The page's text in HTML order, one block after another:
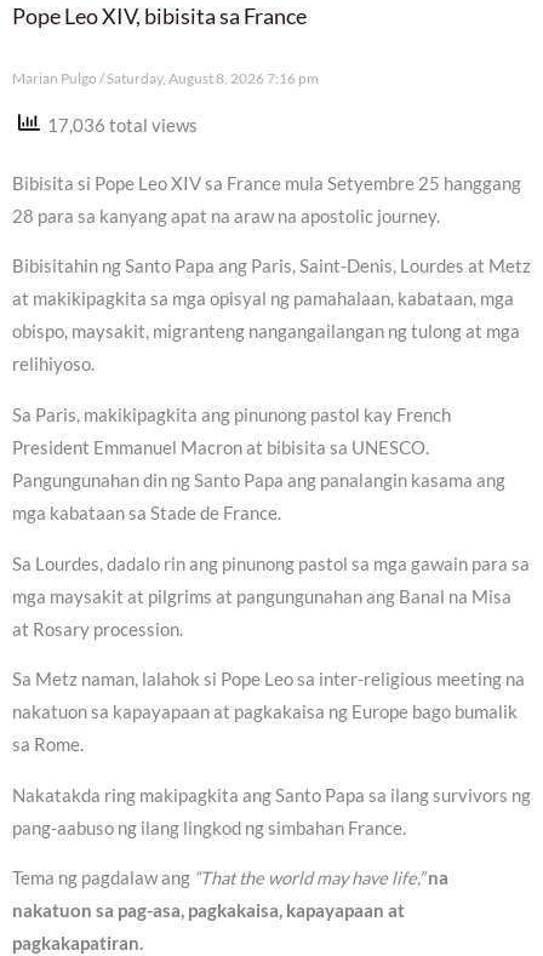
Pope Leo XIV, bibisita sa France
Marian Pulgo Saturday, August 8, 2026 7:16 pm
17,036 total views
Bibisita si Pope Leo XIV sa France mula Setyembre 25 hanggang
28 para sa kanyang apat na araw na apostolic journey.
Bibisitahin ng Santo Papa ang Paris, Saint-Denis, Lourdes at Metz
at makikipagkita sa mga opisyal ng pamahalaan, kabataan, mga
obispo, maysakit, migranteng nangangailangan ng tulong at mga
relihiyoso.
Sa Paris, makikipagkita ang pinunong pastol kay French
President Emmanuel Macron at bibisita sa UNESCO.
Pangungunahan din ng Santo Papa ang panalangin kasama ang
mga kabataan sa Stade de France.
Sa Lourdes, dadalo rin ang pinunong pastol sa mga gawain para sa
mga maysakit at pilgrims at pangungunahan ang Banal na Misa
at Rosary procession.
Sa Metz naman, lalahok si Pope Leo sa inter-religious meeting na
nakatuon sa kapayapaan at pagkakaisa ng Europe bago bumalik
sa Rome.
Nakatakda ring makipagkita ang Santo Papa sa ilang survivors ng
pang-aabuso ng ilang lingkod ng simbahan France.
Tema ng pagdalaw ang “That the world may have life,”na
nakatuon sa pag-asa, pagkakaisa, kapayapaan at
pagkakapatiran.